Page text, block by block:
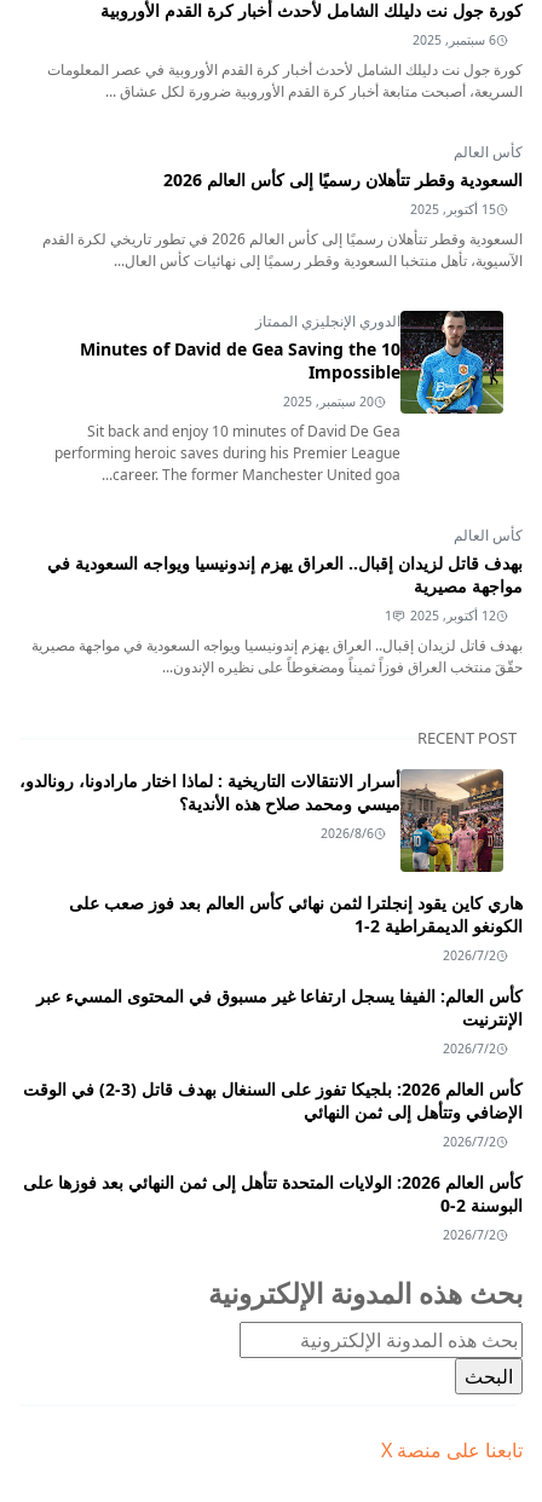
كورة جول نت دليلك الشامل لأحدث أخبار كرة القدم الأوروبية
6 سبتمبر, 2025
كورة جول نت دليلك الشامل لأحدث أخبار كرة القدم الأوروبية في عصر المعلومات
السريعة، أصبحت متابعة أخبار كرة القدم الأوروبية ضرورة لكل عشاق ...
كأس العالم
السعودية وقطر تتأهلان رسميًا إلى كأس العالم 2026
15 أكتوبر, 2025
السعودية وقطر تتأهلان رسميًا إلى كأس العالم 2026 في تطور تاريخي لكرة القدم
الآسيوية، تأهل منتخبا السعودية وقطر رسميًا إلى نهائيات كأس العال...
الدوري الإنجليزي الممتاز
10 Minutes of David de Gea Saving the
Impossible
20 سبتمبر, 2025
Sit back and enjoy 10 minutes of David De Gea
performing heroic saves during his Premier League
career. The former Manchester United goa...
كأس العالم
بهدف قاتل لزيدان إقبال.. العراق يهزم إندونيسيا ويواجه السعودية في
مواجهة مصيرية
12 أكتوبر, 2025 1
بهدف قاتل لزيدان إقبال.. العراق يهزم إندونيسيا ويواجه السعودية في مواجهة مصيرية
حقّقَ منتخب العراق فوزاً ثميناً ومضغوطاً على نظيره الإندون...
RECENT POST
أسرار الانتقالات التاريخية : لماذا اختار مارادونا، رونالدو،
ميسي ومحمد صلاح هذه الأندية؟
2026/8/6
هاري كاين يقود إنجلترا لثمن نهائي كأس العالم بعد فوز صعب على
الكونغو الديمقراطية 2-1
2026/7/2
كأس العالم: الفيفا يسجل ارتفاعا غير مسبوق في المحتوى المسيء عبر
الإنترنيت
2026/7/2
كأس العالم 2026: بلجيكا تفوز على السنغال بهدف قاتل (3-2) في الوقت
الإضافي وتتأهل إلى ثمن النهائي
2026/7/2
كأس العالم 2026: الولايات المتحدة تتأهل إلى ثمن النهائي بعد فوزها على
البوسنة 2-0
2026/7/2
بحث هذه المدونة الإلكترونية
تابعنا على منصة X